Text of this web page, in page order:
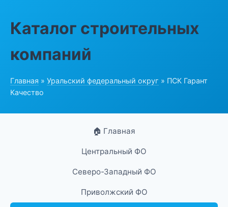
Каталог строительных
компаний
Главная » Уральский федеральный округ » ПСК Гарант
Качество
🏠 Главная
Центральный ФО
Северо-Западный ФО
Приволжский ФО